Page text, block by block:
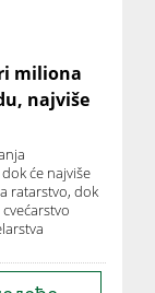
miliona
najviše
će najviše
ratarstvo, dok